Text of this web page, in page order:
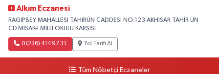
Alkım Eczanesi
RAGIPBEY MAHALLESI TAHIRÜN CADDESI NO:123 AKHISAR TAHİR ÜN
CD.MİSAK-I MİLLİ OKULU KARŞISI
0 (236) 414 97 31 Yol Tarifi Al
Tüm Nöbetçi Eczaneler